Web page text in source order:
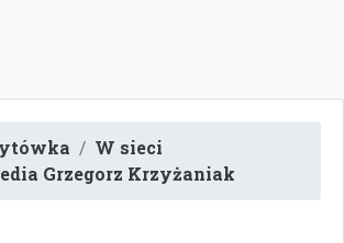
W sieci
Grzegorz Krzyżaniak